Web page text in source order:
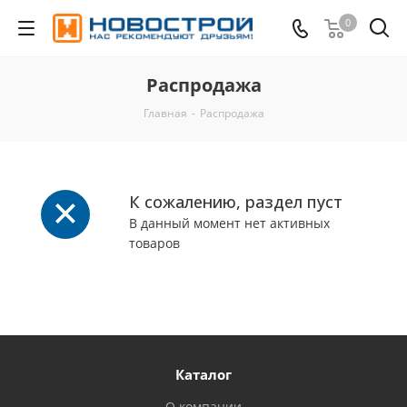
0
Распродажа
Главная - Распродажа
К сожалению, раздел пуст
В данный момент нет активных
товаров
Каталог